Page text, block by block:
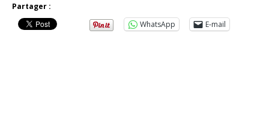
Partager :
WhatsApp
E-mail